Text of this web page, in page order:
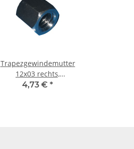
Trapezgewindemutter
12x03 rechts,
Automatenstahl, 6-kant
4,73 € *